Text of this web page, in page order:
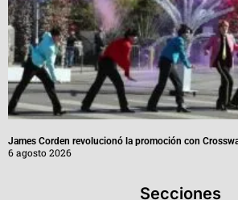
James Corden revolucionó la promoción con
6 agosto 2026
Secciones